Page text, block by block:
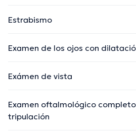
Estrabismo
Examen de los ojos con
Exámen de vista
Examen oftalmológico
tripulación